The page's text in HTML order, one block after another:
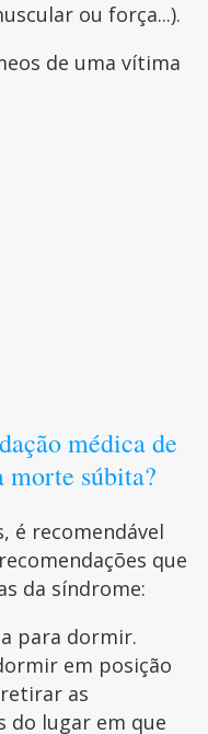
ou força...).
de uma vítima
médica de
morte súbita?
é recomendável
que
da síndrome:
para dormir.
em posição
as
do lugar em que